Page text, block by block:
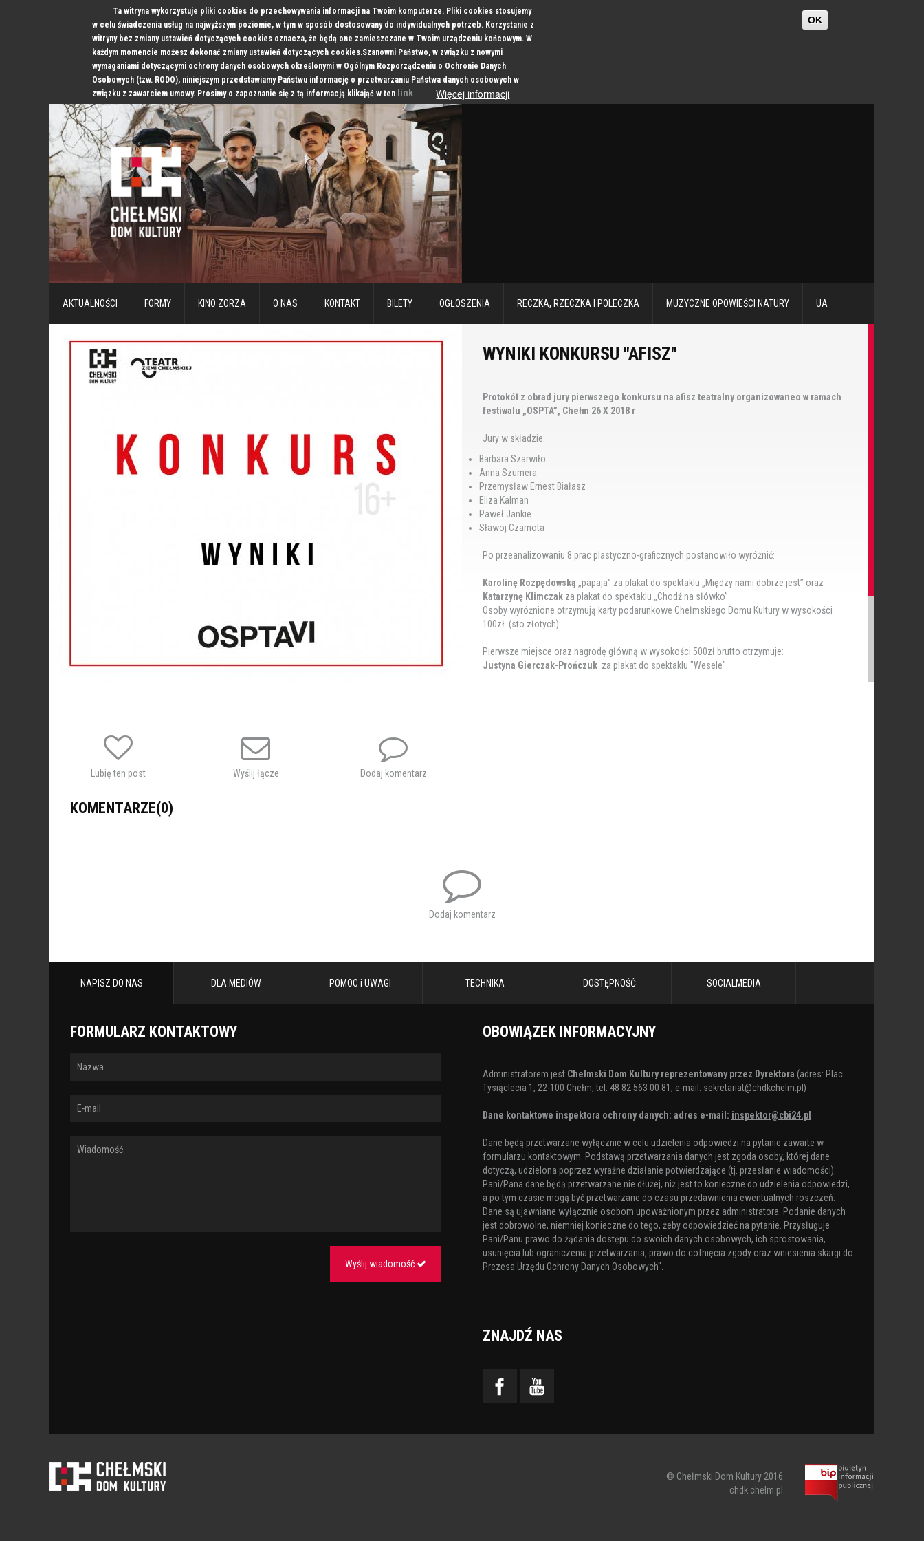
Ta witryna wykorzystuje pliki cookies do przechowywania informacji na Twoim komputerze. Pliki cookies stosujemy
w celu świadczenia usług na najwyższym poziomie, w tym w sposób dostosowany do indywidualnych potrzeb. Korzystanie z
witryny bez zmiany ustawień dotyczących cookies oznacza, że będą one zamieszczane w Twoim urządzeniu końcowym. W
każdym momencie możesz dokonać zmiany ustawień dotyczących cookies.Szanowni Państwo, w związku z nowymi
wymaganiami dotyczącymi ochrony danych osobowych określonymi w Ogólnym Rozporządzeniu o Ochronie Danych
Osobowych (tzw. RODO), niniejszym przedstawiamy Państwu informację o przetwarzaniu Państwa danych osobowych w
związku z zawarciem umowy. Prosimy o zapoznanie się z tą informacją klikająć w ten link Więcej informacji
OK
AKTUALNOŚCI FORMY KINO ZORZA O NAS KONTAKT BILETY OGŁOSZENIA RECZKA, RZECZKA I POLECZKA MUZYCZNE OPOWIEŚCI NATURY UA
WYNIKI KONKURSU "AFISZ"
Protokół z obrad jury pierwszego konkursu na afisz teatralny organizowaneo w ramach
festiwalu „OSPTA”, Chełm 26 X 2018 r
Jury w składzie:
Barbara Szarwiło
Anna Szumera
Przemysław Ernest Białasz
Eliza Kalman
Paweł Jankie
Sławoj Czarnota
Po przeanalizowaniu 8 prac plastyczno-graficznych postanowiło wyróżnić:
Karolinę Rozpędowską „papaja” za plakat do spektaklu „Między nami dobrze jest” oraz
Katarzynę Klimczak za plakat do spektaklu „Chodź na słówko”
Osoby wyróżnione otrzymują karty podarunkowe Chełmskiego Domu Kultury w wysokości
100zł (sto złotych).
Pierwsze miejsce oraz nagrodę główną w wysokości 500zł brutto otrzymuje:
Justyna Gierczak-Prończuk za plakat do spektaklu "Wesele".
Lubię ten post Wyślij łącze Dodaj komentarz
KOMENTARZE(0)
Dodaj komentarz
NAPISZ DO NAS DLA MEDIÓW POMOC i UWAGI TECHNIKA DOSTĘPNOŚĆ SOCIALMEDIA
FORMULARZ KONTAKTOWY
Wyślij wiadomość
OBOWIĄZEK INFORMACYJNY
Administratorem jest Chełmski Dom Kultury reprezentowany przez Dyrektora (adres: Plac
Tysiąclecia 1, 22-100 Chełm, tel. 48 82 563 00 81 , e-mail: sekretariat@chdkchelm.pl )
Dane kontaktowe inspektora ochrony danych: adres e-mail: inspektor@cbi24.pl
Dane będą przetwarzane wyłącznie w celu udzielenia odpowiedzi na pytanie zawarte w
formularzu kontaktowym. Podstawą przetwarzania danych jest zgoda osoby, której dane
dotyczą, udzielona poprzez wyraźne działanie potwierdzające (tj. przesłanie wiadomości).
Pani/Pana dane będą przetwarzane nie dłużej, niż jest to konieczne do udzielenia odpowiedzi,
a po tym czasie mogą być przetwarzane do czasu przedawnienia ewentualnych roszczeń.
Dane są ujawniane wyłącznie osobom upoważnionym przez administratora. Podanie danych
jest dobrowolne, niemniej konieczne do tego, żeby odpowiedzieć na pytanie. Przysługuje
Pani/Panu prawo do żądania dostępu do swoich danych osobowych, ich sprostowania,
usunięcia lub ograniczenia przetwarzania, prawo do cofnięcia zgody oraz wniesienia skargi do
Prezesa Urzędu Ochrony Danych Osobowych".
ZNAJDŹ NAS
© Chełmski Dom Kultury 2016
chdk.chelm.pl